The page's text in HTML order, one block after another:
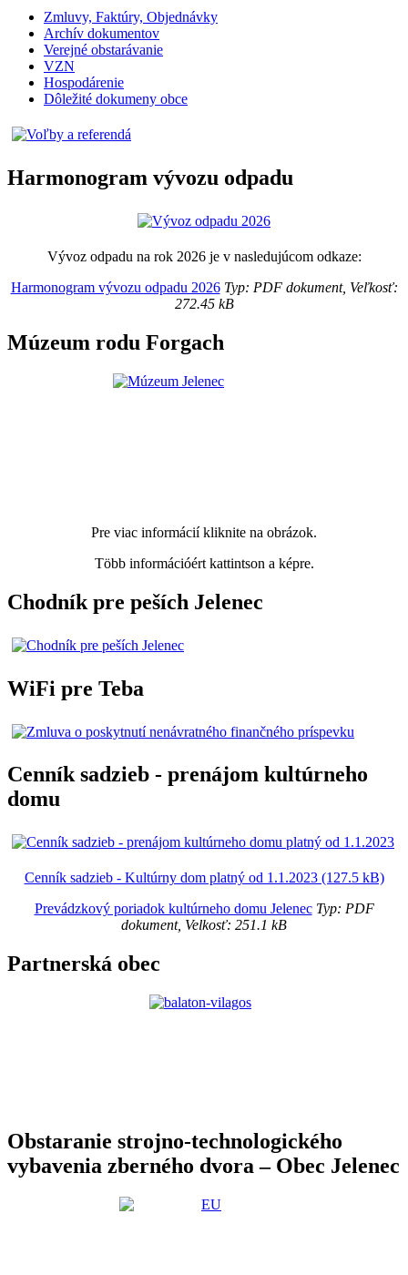
Zmluvy, Faktúry, Objednávky
Archív dokumentov
Verejné obstarávanie
VZN
Hospodárenie
Dôležité dokumeny obce
Harmonogram vývozu odpadu
Vývoz odpadu na rok 2026 je v nasledujúcom odkaze:
Harmonogram vývozu odpadu 2026Typ: PDF dokument, Veľkosť:
272.45 kB
Múzeum rodu Forgach
Pre viac informácií kliknite na obrázok.
Több információért kattintson a képre.
Chodník pre peších Jelenec
WiFi pre Teba
Cenník sadzieb - prenájom kultúrneho
domu
Cenník sadzieb - Kultúrny dom platný od 1.1.2023 (127.5 kB)
Prevádzkový poriadok kultúrneho domu JelenecTyp: PDF
dokument, Velkosť: 251.1 kB
Partnerská obec
Obstaranie strojno-technologického
vybavenia zberného dvora – Obec Jelenec